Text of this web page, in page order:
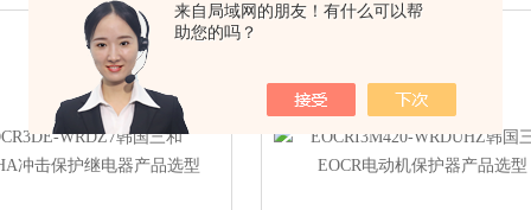
来自局域网的朋友！有什么可以帮
助您的吗？